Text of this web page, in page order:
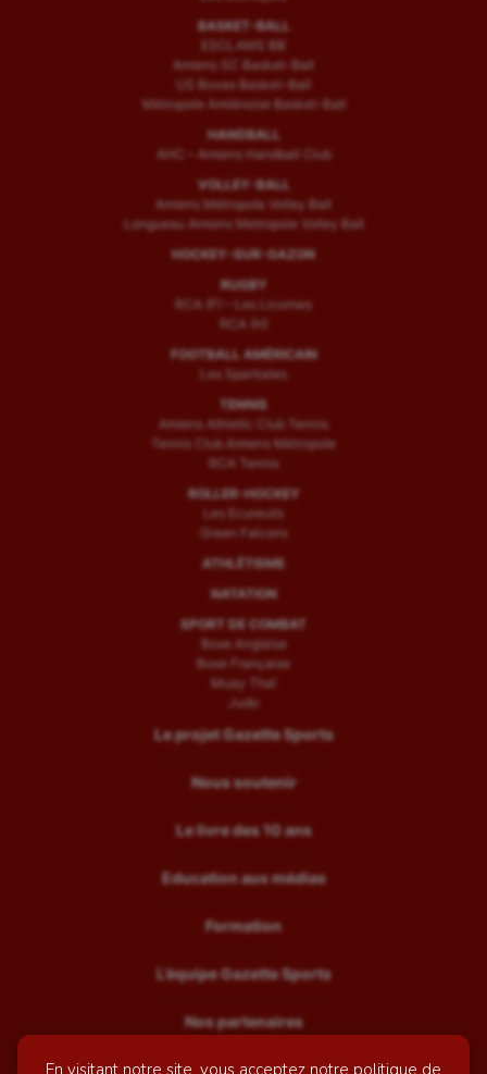
En visitant notre site, vous acceptez notre politique de
BASKET-BALL
ESCLAMS BB
Amiens SC Basket-Ball
US Boves Basket-Ball
Métropole Amiénoise Basket-Ball
HANDBALL
AHC – Amiens Handball Club
VOLLEY-BALL
Amiens Métropole Volley Ball
Longueau Amiens Metropole Volley Ball
HOCKEY-SUR-GAZON
RUGBY
RCA (F) – Les Licornes
RCA (H)
FOOTBALL AMÉRICAIN
Les Spartiates
TENNIS
Amiens Athletic Club Tennis
Tennis Club Amiens Métropole
RCA Tennis
ROLLER-HOCKEY
Les Ecureuils
Green Falcons
ATHLÉTISME
NATATION
SPORT DE COMBAT
Boxe Anglaise
Boxe Française
Muay Thaï
Judo
Le projet Gazette Sports
Nous soutenir
Le livre des 10 ans
Education aux médias
Formation
L’équipe Gazette Sports
Nos partenaires
Recrutement